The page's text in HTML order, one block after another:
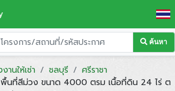
ค้นหา
านให้เช่า ชลบุรี
ศรีราชา
พื้นที่สีม่วง ขนาด 4000 ตรม เนื้อที่ดิน 24 ไร่ ต